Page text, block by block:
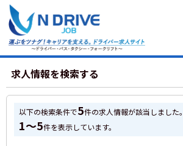
求人情報を検索する
以下の検索条件で5件の求人情報が該当しました。
1～5件を表示しています。